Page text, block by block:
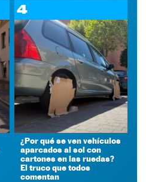
4
¿Por qué se ven vehículos
aparcados al sol con
cartones en las ruedas?
El truco que todos
comentan